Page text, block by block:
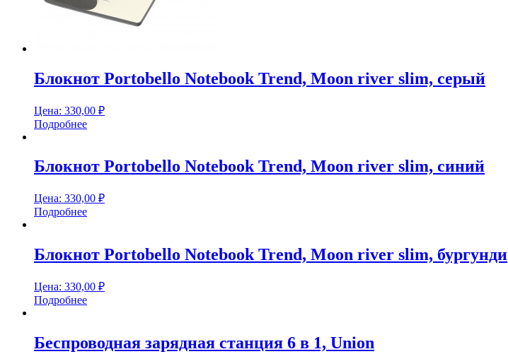
Блокнот Portobello Notebook Trend, Moon river slim, серый
Цена: 330,00 ₽
Подробнее
Блокнот Portobello Notebook Trend, Moon river slim, синий
Цена: 330,00 ₽
Подробнее
Блокнот Portobello Notebook Trend, Moon river slim, бургунди
Цена: 330,00 ₽
Подробнее
Беспроводная зарядная станция 6 в 1, Union